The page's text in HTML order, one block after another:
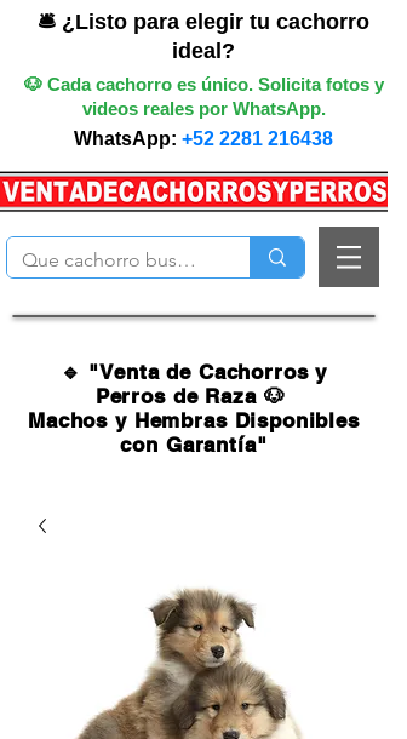
🛎️ ¿Listo para elegir tu cachorro
ideal?
🐶 Cada cachorro es único. Solicita fotos y
videos reales por WhatsApp.
WhatsApp: +52 2281 216438
🔹 "Venta de Cachorros y
Perros de Raza 🐶
Machos y Hembras Disponibles
con Garantía"